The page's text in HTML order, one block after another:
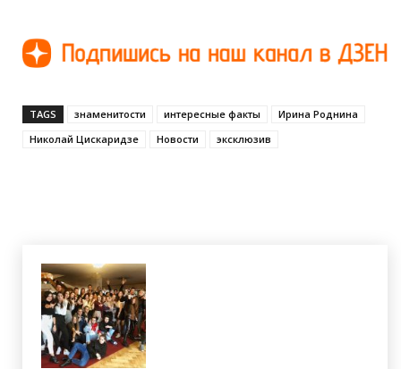
TAGS знаменитости интересные факты
Ирина Роднина
Николай Цискаридзе
Новости эксклюзив